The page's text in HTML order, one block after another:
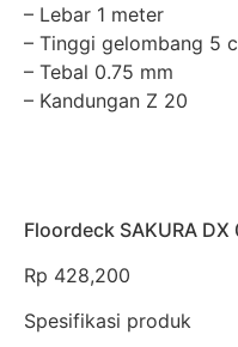
– Lebar 1 meter
– Tinggi gelombang 5
– Tebal 0.75 mm
– Kandungan Z 20
Floordeck SAKURA
Rp 428,200
Spesifikasi produk